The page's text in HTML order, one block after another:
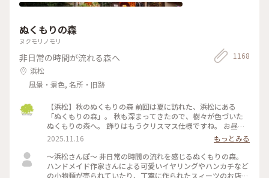
ぬくもりの森
ヌクモリノモリ
非日常の時間が流れる森へ
浜松
風景・景色, 名所・旧跡
1168
【浜松】秋のぬくもりの森 前回は夏に訪れた、浜松にある
「ぬくもりの森」。 秋も深まってきたので、樹々が色づいた
ぬくもりの森へ。 飾りはもうクリスマス仕様ですね。 お昼ご
飯の代わりに、「森のスモーキーターキーレッグ」をいただき
ました。 ジューシーで、ちょっとスモーキーで、とても美味
しい。 ちょっと食べにくいけどw これひとつで結構お腹いっ
ぱいになります。 次はもう少し食べやすそうな「骨付きソーセ
ージ」を試してみよう。 デザートにジェラート。 今回は地元
2025.11.16
もっとみる
〜浜松さんぽ〜 非日常の時間の流れを感じるぬくもりの森。
ハンドメイド作家さんによる可愛いイヤリングやハンカチなど
の小物類が売られていたり、丁寧に作られたスィーツのお店が